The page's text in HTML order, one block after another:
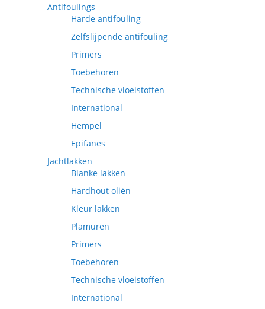
Antifoulings
Harde antifouling
Zelfslijpende antifouling
Primers
Toebehoren
Technische vloeistoffen
International
Hempel
Epifanes
Jachtlakken
Blanke lakken
Hardhout oliën
Kleur lakken
Plamuren
Primers
Toebehoren
Technische vloeistoffen
International